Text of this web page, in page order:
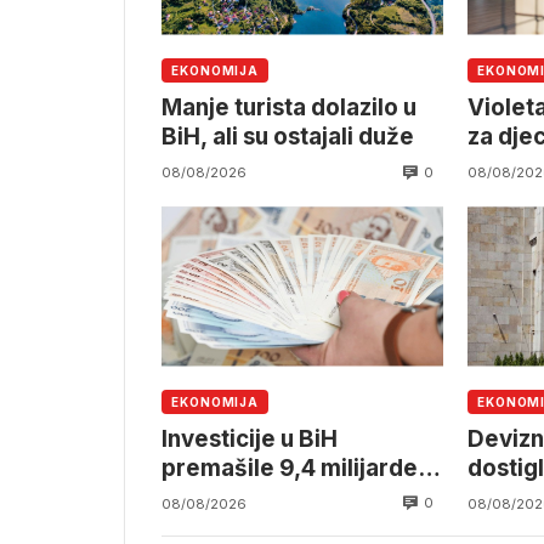
EKONOMIJA
Manje turista dolazilo u
BiH, ali su ostajali duže
08/08/2026 0
za
08/08/
EKONOMIJA
Investicije u BiH
premašile 9,4 milijarde
KM
08/08/2026 0 08/08/